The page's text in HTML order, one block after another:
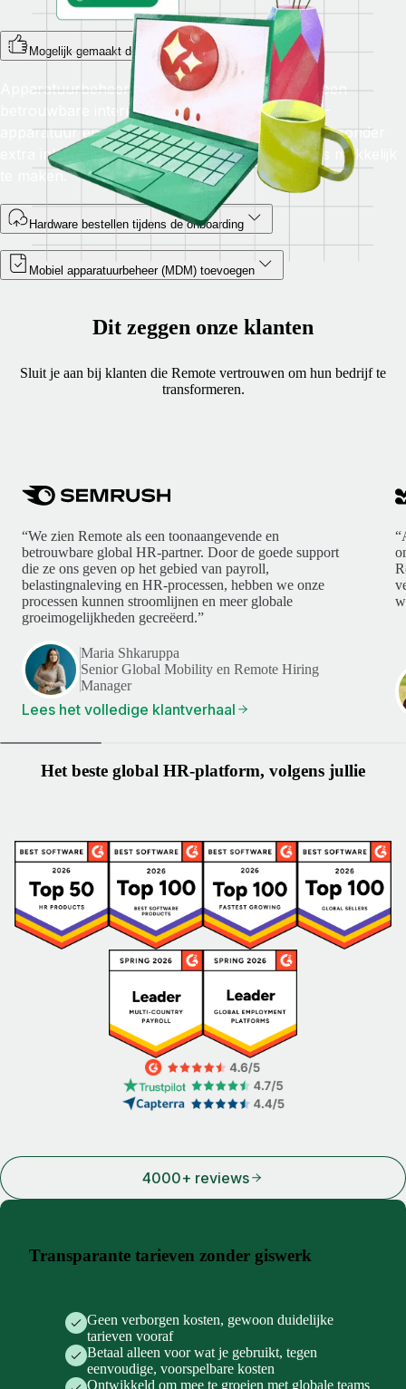
Mogelijk gemaakt door onze partner Fleet
Apparatuurbeheer wordt geregeld door Fleet, een
betrouwbare internationale leverancier voor IT-
apparatuur en -logistiek. Alles loopt via Remote, zonder
extra inloggegevens, om het je HR- en IT-teams makkelijk
te maken.
Hardware bestellen tijdens de onboarding
Mobiel apparatuurbeheer (MDM) toevoegen
Dit zeggen onze klanten
Sluit je aan bij klanten die Remote vertrouwen om hun bedrijf te
transformeren.
“We zien Remote als een toonaangevende en
betrouwbare global HR-partner. Door de goede support
die ze ons geven op het gebied van payroll,
belastingnaleving en HR-processen, hebben we onze
processen kunnen stroomlijnen en meer globale
groeimogelijkheden gecreëerd.”
Maria Shkaruppa
Senior Global Mobility en Remote Hiring
Manager
Lees het volledige klantverhaal
Het beste global HR-platform, volgens jullie
4000+ reviews
Transparante tarieven zonder giswerk
Geen verborgen kosten, gewoon duidelijke
tarieven vooraf
Betaal alleen voor wat je gebruikt, tegen
eenvoudige, voorspelbare kosten
Ontwikkeld om mee te groeien met globale teams